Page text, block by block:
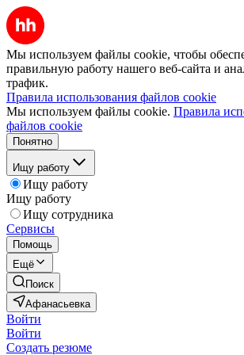
Мы используем файлы cookie, чтобы
правильную работу нашего веб-сайта и
трафик.
Правила использования файлов cookie
Мы используем файлы cookie. Правила
файлов cookie
Понятно
Ищу работу
Ищу работу
Ищу работу
Ищу сотрудника
Сервисы
Помощь
Ещё
Поиск
Афанасьевка
Войти
Войти
Создать резюме